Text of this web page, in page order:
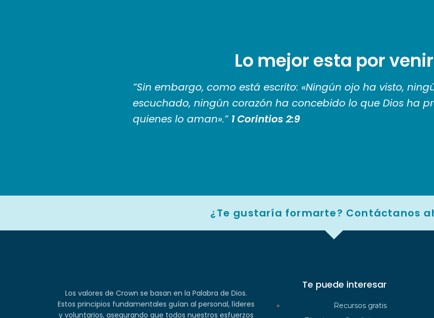
Lo mejor esta por venir
”Sin embargo, como está escrito: «Ningún ojo ha visto,
escuchado, ningún corazón ha concebido lo que Dios ha
quienes lo aman».” 1 Corintios 2:9
¿Te gustaría formarte? Contáctanos
Los valores de Crown se basan en la Palabra de Dios.
Estos principios fundamentales guían al personal, líderes
y voluntarios, asegurando que todos nuestros esfuerzos
Te puede interesar
Recursos gratis